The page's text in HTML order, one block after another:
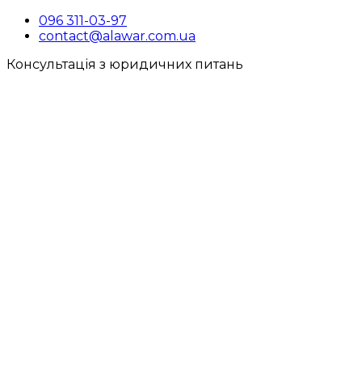
096 311-03-97
contact@alawar.com.ua
Консультація з юридичних питань